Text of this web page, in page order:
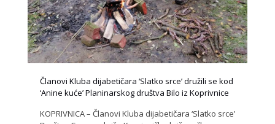
Članovi Kluba dijabetičara ‘Slatko srce’ družili se kod
‘Anine kuće’ Planinarskog društva Bilo iz Koprivnice
KOPRIVNICA – Članovi Kluba dijabetičara ‘Slatko srce’